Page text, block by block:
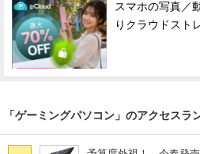
スマホの写真／
りクラウドスト
「ゲーミングパソコン」のアクセスラ